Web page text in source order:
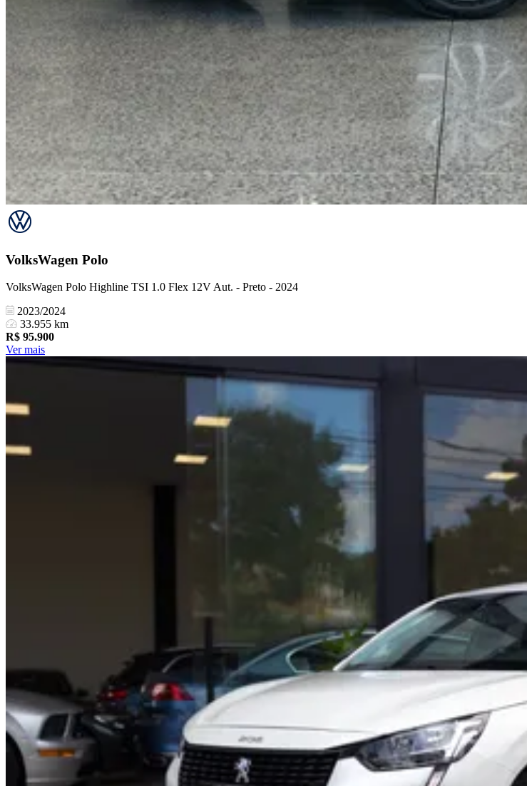
VolksWagen Polo
VolksWagen Polo Highline TSI 1.0 Flex 12V Aut. - Preto - 2024
2023/2024
33.955 km
R$ 95.900
Ver mais